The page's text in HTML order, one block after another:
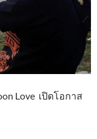
Love เปิดโอกาส